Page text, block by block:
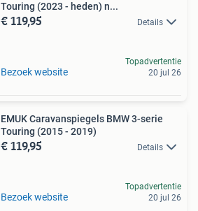
Touring (2023 - heden) n...
€ 119,95 Details
Bezoek website
Topadvertentie
20 jul 26
EMUK Caravanspiegels BMW 3-serie
Touring (2015 - 2019)
€ 119,95 Details
Bezoek website
Topadvertentie
20 jul 26